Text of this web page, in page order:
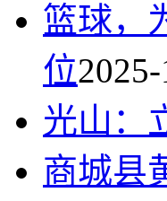
篮球，
位
光山：
商城县